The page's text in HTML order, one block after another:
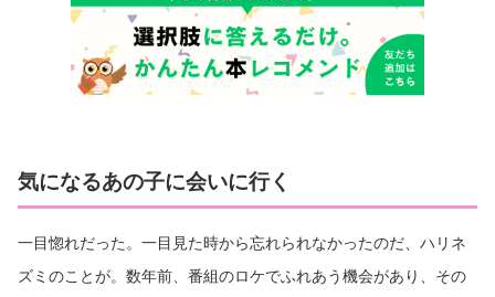
気になるあの子に会いに行く
一目惚れだった。一目見た時から忘れられなかったのだ、ハリネ
ズミのことが。数年前、番組のロケでふれあう機会があり、その